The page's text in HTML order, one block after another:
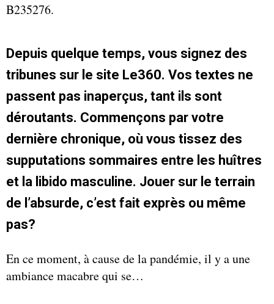
B235276.
Depuis quelque temps, vous signez des
tribunes sur le site Le360. Vos textes ne
passent pas inaperçus, tant ils sont
déroutants. Commençons par votre
dernière chronique, où vous tissez des
supputations sommaires entre les huîtres
et la libido masculine. Jouer sur le terrain
de l’absurde, c’est fait exprès ou même
pas?
En ce moment, à cause de la pandémie, il y a une
ambiance macabre qui se…